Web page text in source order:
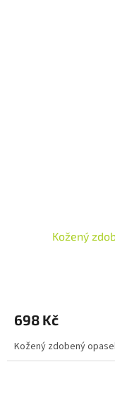
Kožený
698 Kč
Kožený zdobený